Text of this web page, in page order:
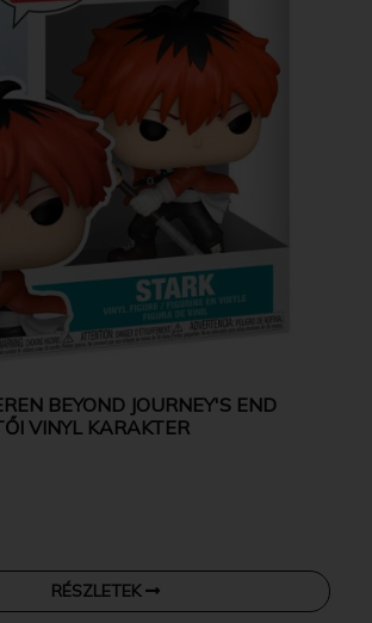
BEYOND JOURNEY'S END
VINYL KARAKTER
RÉSZLETEK